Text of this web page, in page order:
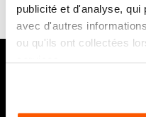
publicité et d'analyse,
avec d'autres
ou qu'ils ont collectées
Recevez par e-mail